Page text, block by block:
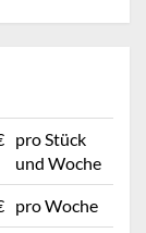
pro Stück
und Woche
pro Woche